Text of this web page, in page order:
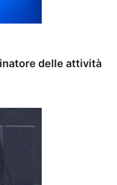
delle attività